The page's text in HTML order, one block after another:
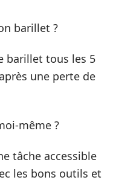
barillet ?
barillet tous les 5
une perte de
même ?
tâche accessible
les bons outils et